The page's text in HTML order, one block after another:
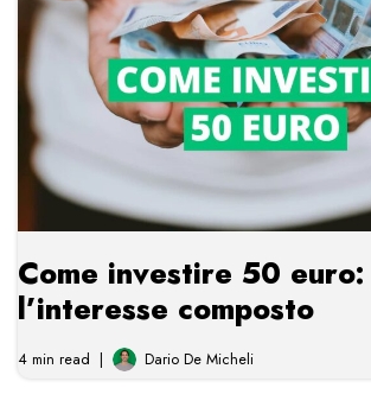
Come investire 50 euro:
l’interesse composto
4 min read Dario De Micheli